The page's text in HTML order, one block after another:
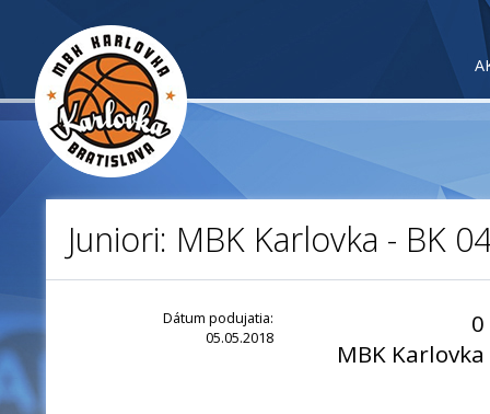
Juniori: MBK Karlovka - BK
Dátum podujatia:
05.05.2018
0
MBK Karlovka